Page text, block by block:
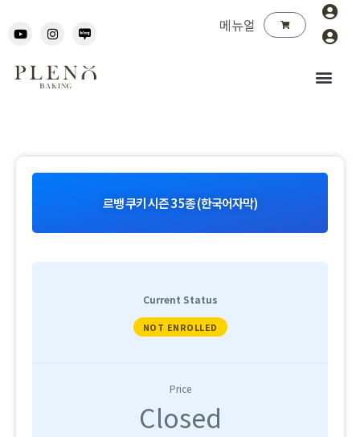
메뉴얼
르뱅 쿠키 시즌 3 5종 (한국어자막)
Current Status
NOT ENROLLED
Price
Closed